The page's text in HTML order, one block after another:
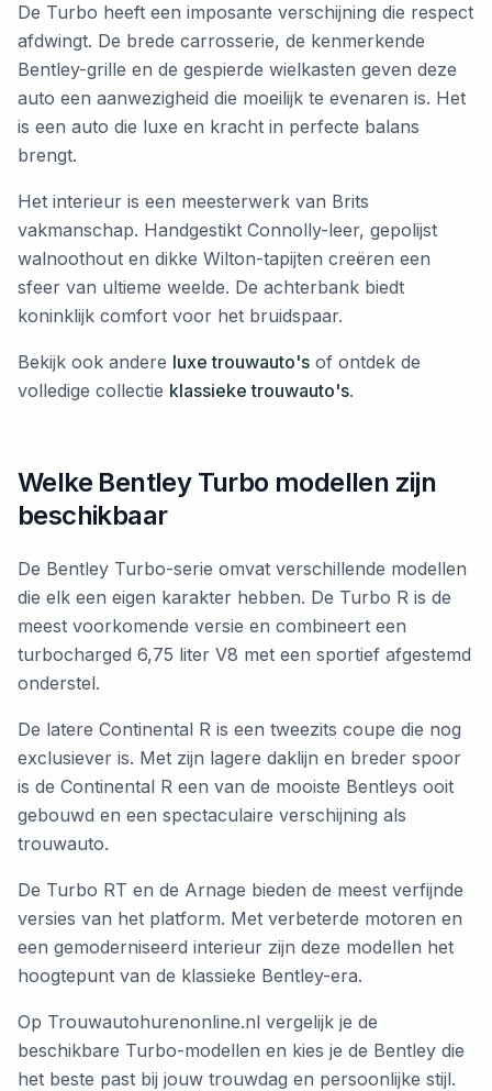
De Turbo heeft een imposante verschijning die respect
afdwingt. De brede carrosserie, de kenmerkende
Bentley-grille en de gespierde wielkasten geven deze
auto een aanwezigheid die moeilijk te evenaren is. Het
is een auto die luxe en kracht in perfecte balans
brengt.
Het interieur is een meesterwerk van Brits
vakmanschap. Handgestikt Connolly-leer, gepolijst
walnoothout en dikke Wilton-tapijten creëren een
sfeer van ultieme weelde. De achterbank biedt
koninklijk comfort voor het bruidspaar.
Bekijk ook andere luxe trouwauto's of ontdek de
volledige collectie klassieke trouwauto's.
Welke Bentley Turbo modellen zijn
beschikbaar
De Bentley Turbo-serie omvat verschillende modellen
die elk een eigen karakter hebben. De Turbo R is de
meest voorkomende versie en combineert een
turbocharged 6,75 liter V8 met een sportief afgestemd
onderstel.
De latere Continental R is een tweezits coupe die nog
exclusiever is. Met zijn lagere daklijn en breder spoor
is de Continental R een van de mooiste Bentleys ooit
gebouwd en een spectaculaire verschijning als
trouwauto.
De Turbo RT en de Arnage bieden de meest verfijnde
versies van het platform. Met verbeterde motoren en
een gemoderniseerd interieur zijn deze modellen het
hoogtepunt van de klassieke Bentley-era.
Op Trouwautohurenonline.nl vergelijk je de
beschikbare Turbo-modellen en kies je de Bentley die
het beste past bij jouw trouwdag en persoonlijke stijl.